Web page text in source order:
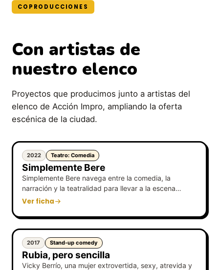
COPRODUCCIONES
Con artistas de
nuestro elenco
Proyectos que producimos junto a artistas del
elenco de Acción Impro, ampliando la oferta
escénica de la ciudad.
2022 Teatro: Comedia
Simplemente Bere
Simplemente Bere navega entre la comedia, la
narración y la teatralidad para llevar a la escena…
Ver ficha
2017 Stand-up comedy
Rubia, pero sencilla
Vicky Berrío, una mujer extrovertida, sexy, atrevida y